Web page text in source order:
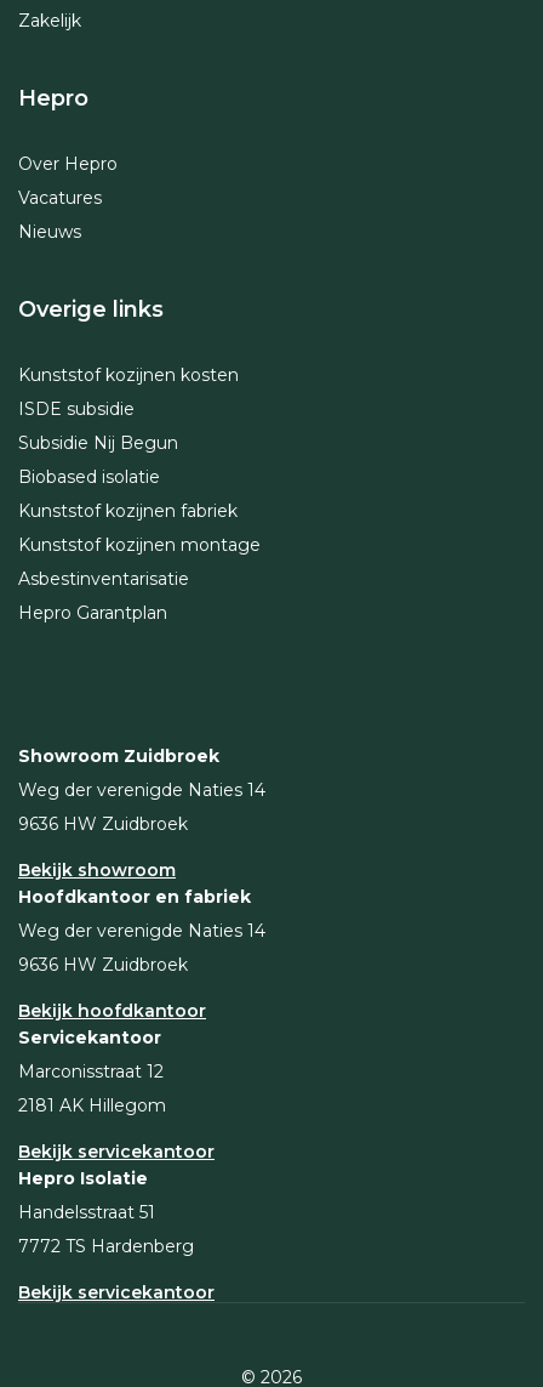
Zakelijk
Hepro
Over Hepro
Vacatures
Nieuws
Overige links
Kunststof kozijnen kosten
ISDE subsidie
Subsidie Nij Begun
Biobased isolatie
Kunststof kozijnen fabriek
Kunststof kozijnen montage
Asbestinventarisatie
Hepro Garantplan
Showroom Zuidbroek
Weg der verenigde Naties 14
9636 HW Zuidbroek
Bekijk showroom
Hoofdkantoor en fabriek
Weg der verenigde Naties 14
9636 HW Zuidbroek
Bekijk hoofdkantoor
Servicekantoor
Marconisstraat 12
2181 AK Hillegom
Bekijk servicekantoor
Hepro Isolatie
Handelsstraat 51
7772 TS Hardenberg
Bekijk servicekantoor
© 2026